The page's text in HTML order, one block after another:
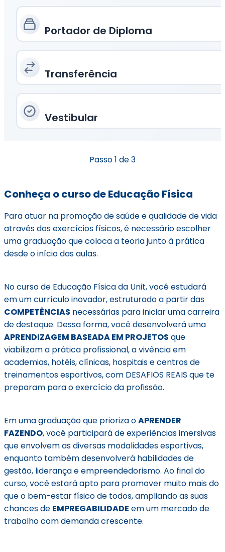
Portador de Diploma
Transferência
Vestibular
Passo1 de 3
Conheça o curso de Educação Física
Para atuar na promoção de saúde e qualidade de vida
através dos exercícios físicos, é necessário escolher
uma graduação que coloca a teoria junto à prática
desde o início das aulas.
No curso de Educação Física da Unit, você estudará
em um currículo inovador, estruturado a partir das
COMPETÊNCIAS necessárias para iniciar uma carreira
de destaque. Dessa forma, você desenvolverá uma
APRENDIZAGEM BASEADA EM PROJETOS que
viabilizam a prática profissional, a vivência em
academias, hotéis, clínicas, hospitais e centros de
treinamentos esportivos, com DESAFIOS REAIS que te
preparam para o exercício da profissão.
Em uma graduação que prioriza oAPRENDER
FAZENDO, você participará de experiências imersivas
que envolvem as diversas modalidades esportivas,
enquanto também desenvolverá habilidades de
gestão, liderança e empreendedorismo. Ao final do
curso, você estará apto para promover muito mais do
que o bem-estar físico de todos, ampliando as suas
chances de EMPREGABILIDADE em um mercado de
trabalho com demanda crescente.